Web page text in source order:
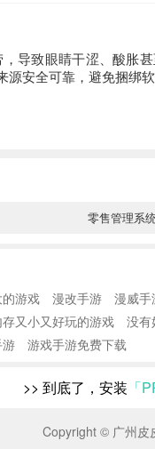
导致眼睛干涩、酸胀
安全可靠，避免捆绑
零售管理系
游戏 漫改手游 漫威手
存又小又好玩的游戏 没有
游戏手游免费下载
>> 到底了，安装 「
Copyright © 广州皮